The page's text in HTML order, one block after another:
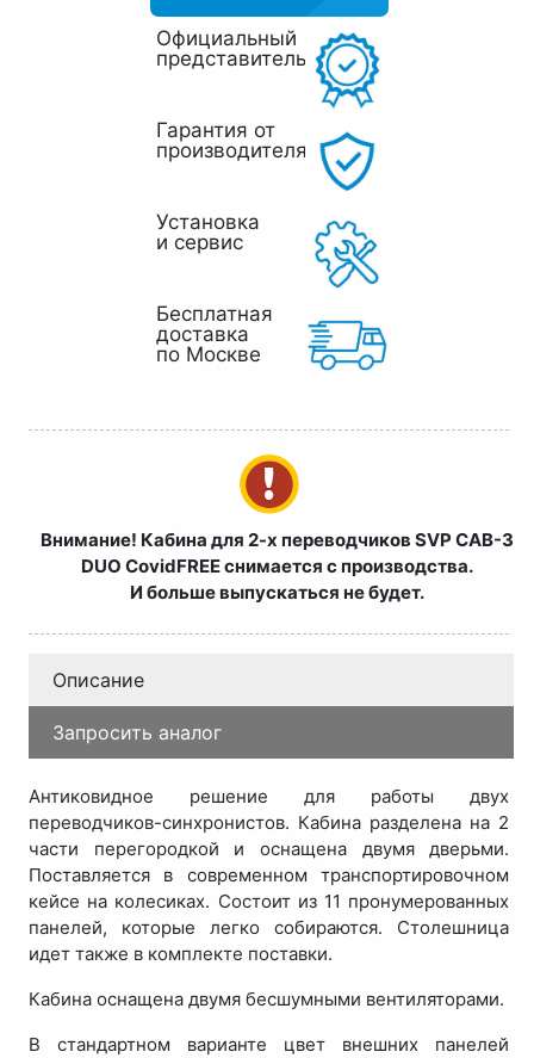
Официальный
представитель
Гарантия от
производителя
Установка
и сервис
Бесплатная
доставка
по Москве
Внимание! Кабина для 2-х переводчиков SVP CAB-3
DUO CovidFREE снимается с производства.
И больше выпускаться не будет.
Описание
Запросить аналог
Антиковидное решение для работы двух
переводчиков-синхронистов. Кабина разделена на 2
части перегородкой и оснащена двумя дверьми.
Поставляется в современном транспортировочном
кейсе на колесиках. Состоит из 11 пронумерованных
панелей, которые легко собираются. Столешница
идет также в комплекте поставки.
Кабина оснащена двумя бесшумными вентиляторами.
В стандартном варианте цвет внешних панелей